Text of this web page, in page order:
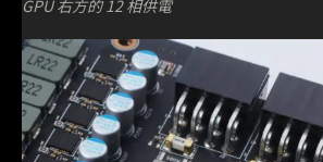
GPU 右方的 12 相供電